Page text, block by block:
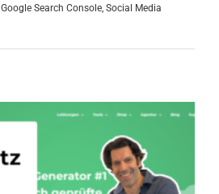
Google Search Console, Social Media